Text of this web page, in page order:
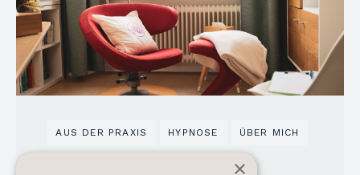
Der rote Sessel
AUS DER PRAXIS HYPNOSE ÜBER MICH
×